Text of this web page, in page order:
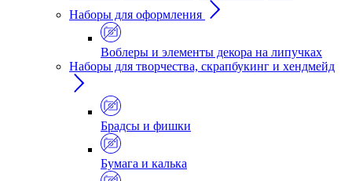
Наборы для оформления
Воблеры и элементы декора на липучках
Наборы для творчества, скрапбукинг и хендмейд
Брадсы и фишки
Бумага и калька